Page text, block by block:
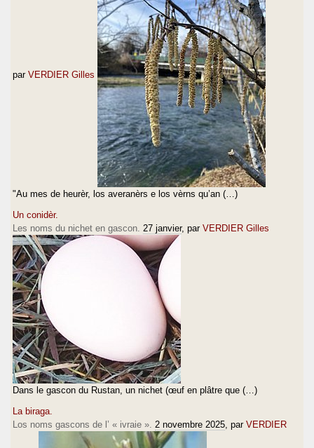
par VERDIER Gilles
"Au mes de heurèr, los averanèrs e los vèrns qu’an (…)
Un conidèr.
Les noms du nichet en gascon. 27 janvier, par VERDIER Gilles
Dans le gascon du Rustan, un nichet (œuf en plâtre que (…)
La biraga.
Los noms gascons de l’ « ivraie ». 2 novembre 2025 , par VERDIER